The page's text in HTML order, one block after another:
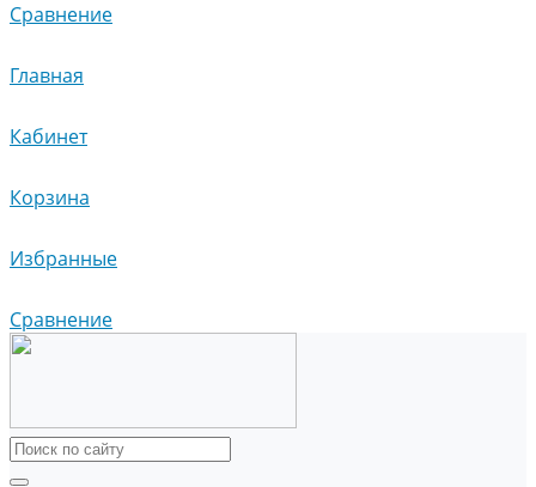
Сравнение
Главная
Кабинет
Корзина
Избранные
Сравнение